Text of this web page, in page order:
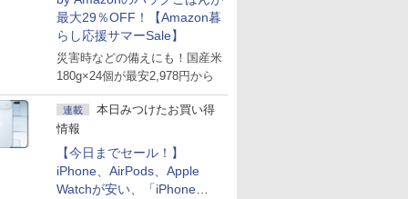
最大29％OFF！【Amazon暮
らし応援サマーSale】
災害時などの備えにも！国産米
180g×24個が最安2,978円から
連載
本日みつけたお買い得
情報
【今日までセール！】
iPhone、AirPods、Apple
Watchが安い、「iPhone